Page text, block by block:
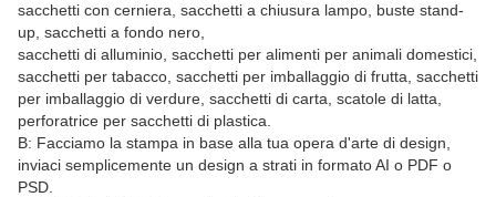
sacchetti con cerniera, sacchetti a chiusura lampo, buste stand-
up, sacchetti a fondo nero,
sacchetti di alluminio, sacchetti per alimenti per animali domestici,
sacchetti per tabacco, sacchetti per imballaggio di frutta, sacchetti
per imballaggio di verdure, sacchetti di carta, scatole di latta,
perforatrice per sacchetti di plastica.
B: Facciamo la stampa in base alla tua opera d'arte di design,
inviaci semplicemente un design a strati in formato AI o PDF o
PSD.